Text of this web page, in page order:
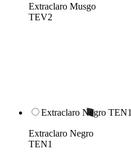
Extraclaro Musgo
TEV2
Extraclaro Negro TEN1
Extraclaro Negro
TEN1